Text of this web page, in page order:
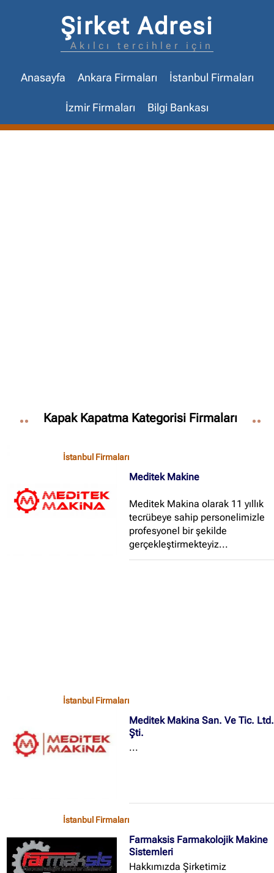
Şirket Adresi
Akılcı tercihler için
Anasayfa Ankara Firmaları İstanbul Firmaları
İzmir Firmaları Bilgi Bankası
Kapak Kapatma Kategorisi Firmaları
İstanbul Firmaları
Meditek Makine
Meditek Makina olarak 11 yıllık
tecrübeye sahip personelimizle
profesyonel bir şekilde
gerçekleştirmekteyiz...
İstanbul Firmaları
Meditek Makina San. Ve Tic. Ltd.
Şti.
...
İstanbul Firmaları
Farmaksis Farmakolojik Makine
Sistemleri
Hakkımızda Şirketimiz
Ankara Firmaları
İstanbul Firmaları (388)
İzmir Firmaları